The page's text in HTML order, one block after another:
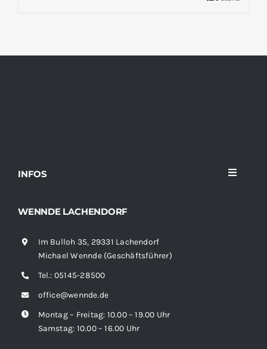
INFOS
Toggle
Sortiment
Kontakt
WENNDE LACHENDORF
Im Bulloh 35, 29331 Lachendorf
Michael Wennde (Geschäftsführer)
Tel.: 05145-28500
office@wennde.de
Montag – Freitag: 10.00 – 19.00 Uhr
Samstag: 10.00 – 16.00 Uhr